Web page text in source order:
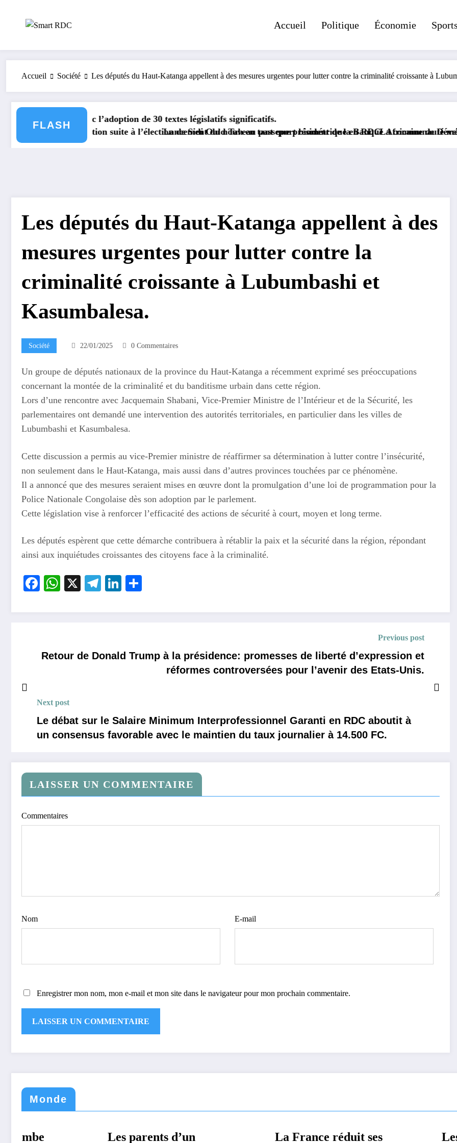
Accueil Politique Économie Sports
Accueil Société Les députés du Haut-Katanga appellent à des mesures urgentes pour lutter contre la criminalité croissante à
FLASH
avec l’adoption de 30 textes législatifs significatifs.
suite à l’élection de Sidi Ould Tah en tant que président de la Banque Africaine de Développement.
Lancement du nouveau passeport biométrique en RDCLa communauté médiatique
Les députés du Haut-Katanga appellent à des
mesures urgentes pour lutter contre la
criminalité croissante à Lubumbashi et
Kasumbalesa.
Société 22/01/2025 0 Commentaires
Un groupe de députés nationaux de la province du Haut-Katanga a récemment exprimé ses préoccupations
concernant la montée de la criminalité et du banditisme urbain dans cette région.
Lors d’une rencontre avec Jacquemain Shabani, Vice-Premier Ministre de l’Intérieur et de la Sécurité, les
parlementaires ont demandé une intervention des autorités territoriales, en particulier dans les villes de
Lubumbashi et Kasumbalesa.
Cette discussion a permis au vice-Premier ministre de réaffirmer sa détermination à lutter contre l’insécurité,
non seulement dans le Haut-Katanga, mais aussi dans d’autres provinces touchées par ce phénomène.
Il a annoncé que des mesures seraient mises en œuvre dont la promulgation d’une loi de programmation pour la
Police Nationale Congolaise dès son adoption par le parlement.
Cette législation vise à renforcer l’efficacité des actions de sécurité à court, moyen et long terme.
Les députés espèrent que cette démarche contribuera à rétablir la paix et la sécurité dans la région, répondant
ainsi aux inquiétudes croissantes des citoyens face à la criminalité.
Facebook
WhatsApp
X Telegram
LinkedIn
Previous post
Retour de Donald Trump à la présidence: promesses de liberté d’expression et
réformes controversées pour l’avenir des Etats-Unis.
Next post
Le débat sur le Salaire Minimum Interprofessionnel Garanti en RDC aboutit à
un consensus favorable avec le maintien du taux journalier à 14.500 FC.
LAISSER UN COMMENTAIRE
Commentaires
Nom E-mail
Enregistrer mon nom, mon e-mail et mon site dans le navigateur pour mon prochain commentaire.
Monde
TECHNOLOGIE
Les parents d’un
La France réduit ses
Les États-Unis